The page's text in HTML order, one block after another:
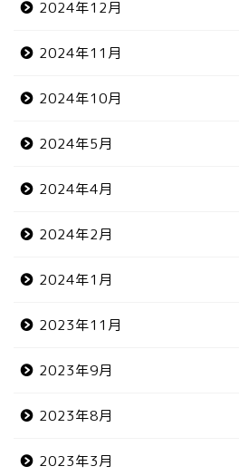
2024年12月
2024年11月
2024年10月
2024年5月
2024年4月
2024年2月
2024年1月
2023年11月
2023年9月
2023年8月
2023年3月